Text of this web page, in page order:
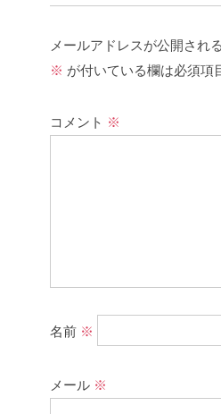
メールアドレスが公開され
※ が付いている欄は必須項
コメント ※
名前 ※
メール ※